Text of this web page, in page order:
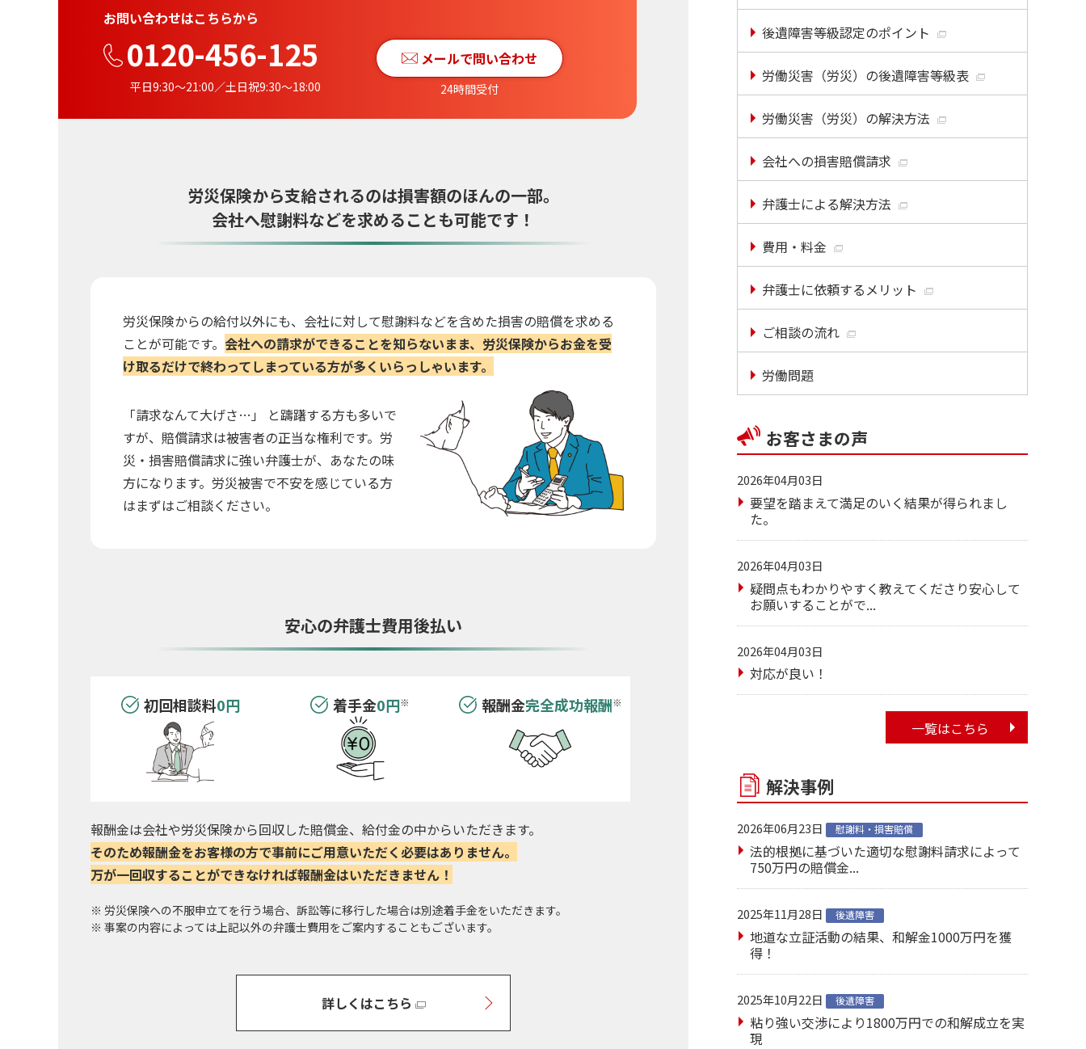
お問い合わせはこちらから
0120-456-125
平日9:30〜21:00／土日祝9:30〜18:00
メールで問い合わせ
24時間受付
労災保険から支給されるのは損害額のほんの一部。
会社へ慰謝料などを求めることも可能です！
労災保険からの給付以外にも、会社に対して慰謝料などを含めた損害の賠償を求める
ことが可能です。 会社への請求ができることを知らないまま、労災保険からお金を受
け取るだけで終わってしまっている方が多くいらっしゃいます。
「請求なんて大げさ…」 と躊躇する方も多いで
すが、賠償請求は被害者の正当な権利です。労
災・損害賠償請求に強い弁護士が、あなたの味
方になります。労災被害で不安を感じている方
はまずはご相談ください。
安心の弁護士費用後払い
初回相談料0円 着手金0円※ 報酬金完全成功報酬※
報酬金は会社や労災保険から回収した賠償金、給付金の中からいただきます。
そのため報酬金をお客様の方で事前にご用意いただく必要はありません。
万が一回収することができなければ報酬金はいただきません！
労災保険への不服申立てを行う場合、訴訟等に移行した場合は別途着手金をいただきます。
事案の内容によっては上記以外の弁護士費用をご案内することもございます。
詳しくはこちら
後遺障害等級認定のポイント
労働災害（労災）の後遺障害等級表
労働災害（労災）の解決方法
会社への損害賠償請求
弁護士による解決方法
費用・料金
弁護士に依頼するメリット
ご相談の流れ
労働問題
お客さまの声
2026年04月03日
要望を踏まえて満足のいく結果が得られまし
た。
2026年04月03日
疑問点もわかりやすく教えてくださり安心して
お願いすることがで...
2026年04月03日
対応が良い！
一覧はこちら
解決事例
2026年06月23日 慰謝料・損害賠償
法的根拠に基づいた適切な慰謝料請求によって
750万円の賠償金...
2025年11月28日 後遺障害
地道な立証活動の結果、和解金1000万円を獲
得！
2025年10月22日 後遺障害
粘り強い交渉により1800万円での和解成立を実
現